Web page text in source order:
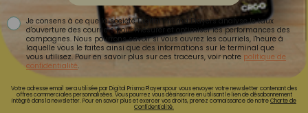
Je consens à ce que la société Digital Prisma Players analyse le taux
d'ouverture des courriels pour mesurer et optimiser les performances des
campagnes. Nous pourrons savoir si vous ouvrez les courriels, l'heure à
laquelle vous le faites ainsi que des informations sur le terminal que
vous utilisez. Pour en savoir plus sur ces traceurs, voir notre politique de
confidentialité.
Votre adresse email sera utilisée par Digital Prisma Playerspour vous envoyer votre newsletter contenant des
offres commerciales personnalisées. Vous pourrez vous désinscrire en utilisant le lien de désabonnement
intégré dans la newsletter. Pour en savoir plus et exercer vos droits, prenez connaissance de notreCharte de
Confidentialité.